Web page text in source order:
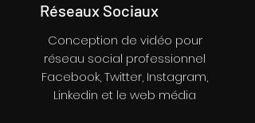
Réseaux Sociaux
Conception de vidéo pour
réseau social professionnel
Facebook, Twitter, Instagram,
Linkedin et le web média